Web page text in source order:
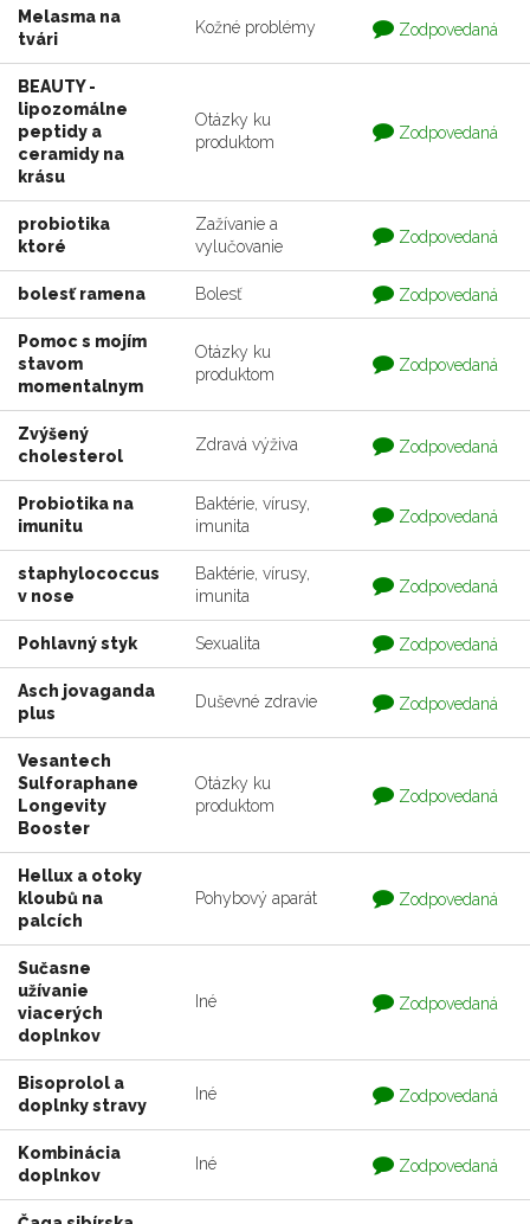
Melasma na
tvári
Kožné problémy
Otázka
je
zodpovedaná
Zodpovedaná
BEAUTY -
lipozomálne
peptidy a
ceramidy na
krásu
Otázky ku
produktom
Otázka
je
Zodpovedaná
probiotika
ktoré
Zažívanie a
vylučovanie
Otázka
je
zodpovedaná
Zodpovedaná
bolesť ramena Bolesť
Otázka
je
zodpovedaná
Zodpovedaná
Pomoc s mojím
stavom
momentalnym
Otázky ku
produktom
Otázka
je
Zodpovedaná
Zvýšený
cholesterol
Zdravá výživa
Otázka
je
zodpovedaná
Zodpovedaná
Probiotika na
imunitu
Baktérie, vírusy,
imunita
Otázka
je
zodpovedaná
Zodpovedaná
staphylococcus
v nose
Baktérie, vírusy,
imunita
Otázka
je
zodpovedaná
Zodpovedaná
Pohlavný styk Sexualita
Otázka
je
zodpovedaná
Zodpovedaná
Asch jovaganda
plus
Duševné zdravie
Otázka
je
zodpovedaná
Zodpovedaná
Vesantech
Sulforaphane
Longevity
Booster
Otázky ku
produktom
Otázka
je
Zodpovedaná
Hellux a otoky
kloubů na
palcích
Pohybový aparát
Otázka
je
Zodpovedaná
Sučasne
užívanie
viacerých
doplnkov
Iné
Otázka
je
Zodpovedaná
Bisoprolol a
doplnky stravy
Iné
Otázka
je
zodpovedaná
Zodpovedaná
Kombinácia
doplnkov
Iné
Otázka
je
zodpovedaná
Zodpovedaná